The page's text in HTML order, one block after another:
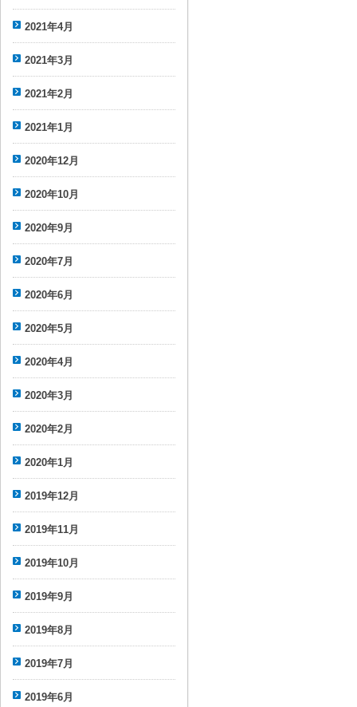
2021年4月
2021年3月
2021年2月
2021年1月
2020年12月
2020年10月
2020年9月
2020年7月
2020年6月
2020年5月
2020年4月
2020年3月
2020年2月
2020年1月
2019年12月
2019年11月
2019年10月
2019年9月
2019年8月
2019年7月
2019年6月